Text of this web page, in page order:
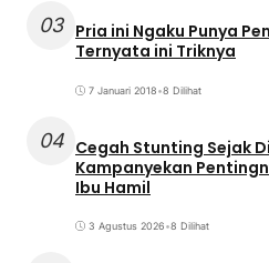
03 Pria ini Ngaku Punya
Ternyata ini Triknya
7 Januari 2018•8 Dilihat
04 Cegah Stunting Sejak
Kampanyekan
Ibu Hamil
3 Agustus 2026•8 Dilihat